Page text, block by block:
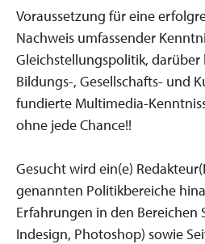
Voraussetzung für eine
Nachweis umfassender
Gleichstellungspolitik, darüber
Bildungs-, Gesellschafts- und
fundierte Multimedia-
ohne jede Chance!!
Gesucht wird ein(e)
genannten Politikbereiche
Erfahrungen in den Bereichen
Indesign, Photoshop) sowie